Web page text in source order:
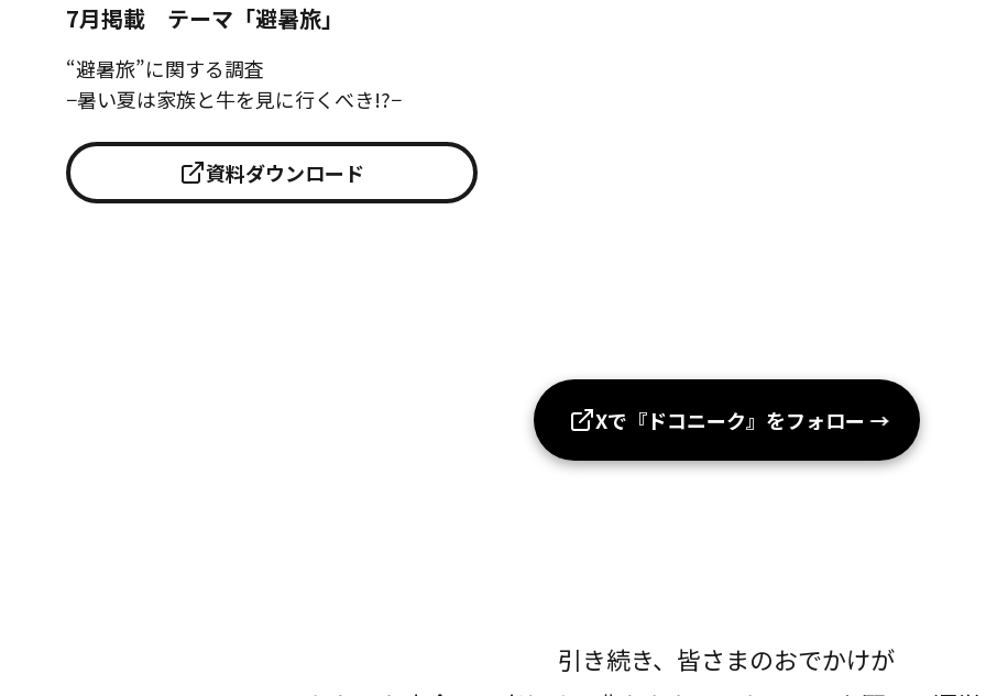
7月掲載 テーマ「避暑旅」
“避暑旅”に関する調査
−暑い夏は家族と牛を見に行くべき!?−
資料ダウンロード
Xで『ドコニーク』をフォロー →
引き続き、皆さまのおでかけが